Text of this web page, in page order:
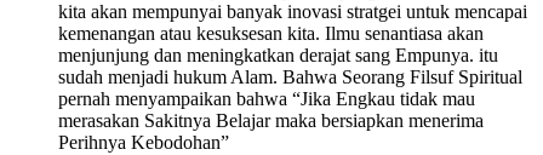
kita akan mempunyai banyak inovasi stratgei untuk mencapai
kemenangan atau kesuksesan kita. Ilmu senantiasa akan
menjunjung dan meningkatkan derajat sang Empunya. itu
sudah menjadi hukum Alam. Bahwa Seorang Filsuf Spiritual
pernah menyampaikan bahwa “Jika Engkau tidak mau
merasakan Sakitnya Belajar maka bersiapkan menerima
Perihnya Kebodohan”